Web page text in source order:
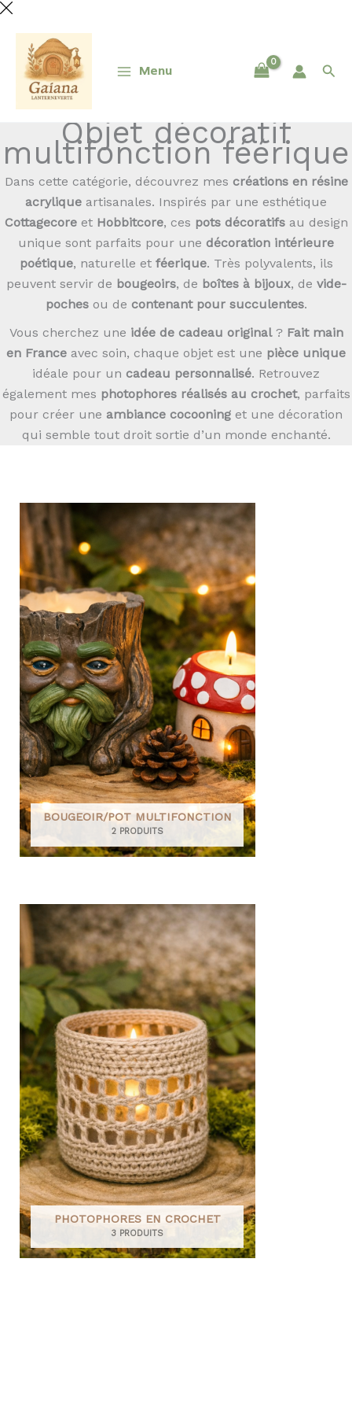
Aller
contenu
Menu
Objet décoratif
multifonction féérique
Dans cette catégorie, découvrez mes créations en résine
acrylique artisanales. Inspirés par une esthétique
Cottagecoreet Hobbitcore, ces pots décoratifsau design
unique sont parfaits pour une décoration intérieure
poétique, naturelle et féerique. Très polyvalents, ils
peuvent servir de bougeoirs, de boîtes à bijoux, de vide-
pochesou de contenant pour succulentes.
Vous cherchez une idée de cadeau original? Fait main
en France avec soin, chaque objet est une pièce unique
idéale pour un cadeau personnalisé. Retrouvez
également mes photophores réalisés au crochet, parfaits
pour créer une ambiance cocooning et une décoration
qui semble tout droit sortie d’un monde enchanté.
BOUGEOIR/POT MULTIFONCTION
2 PRODUITS
PHOTOPHORES EN CROCHET
3 PRODUITS